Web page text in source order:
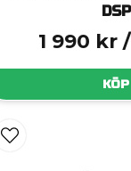
DSP
1 990 kr
KÖP